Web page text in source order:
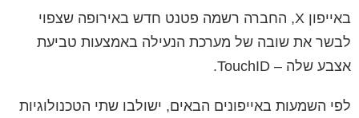
באייפון X, החברה רשמה פטנט חדש באירופה שצפוי
לבשר את שובה של מערכת הנעילה באמצעות טביעת
אצבע שלה – TouchID.
לפי השמעות באייפונים הבאים, ישולבו שתי הטכנולוגיות